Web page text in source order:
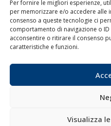
Per fornire le migliori esperienze,
per memorizzare e/o accedere alle
consenso a queste tecnologie ci
comportamento di navigazione o
acconsentire o ritirare il consenso
caratteristiche e funzioni.
Visualizza
Porti/
Compagnie
Blue
Chi